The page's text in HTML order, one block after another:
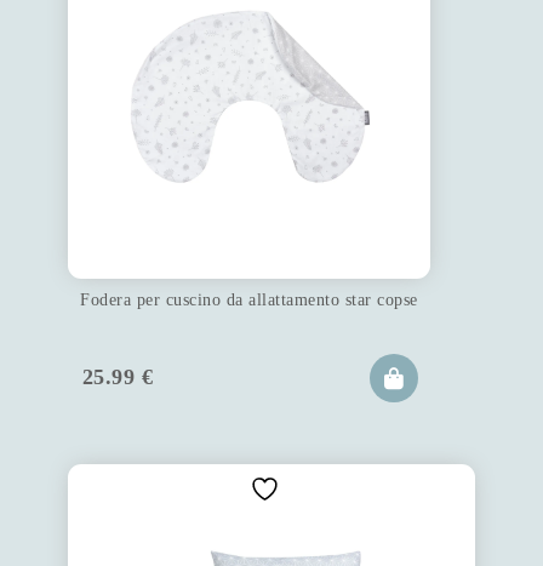
Fodera per cuscino da allattamento star copse
25.99 €